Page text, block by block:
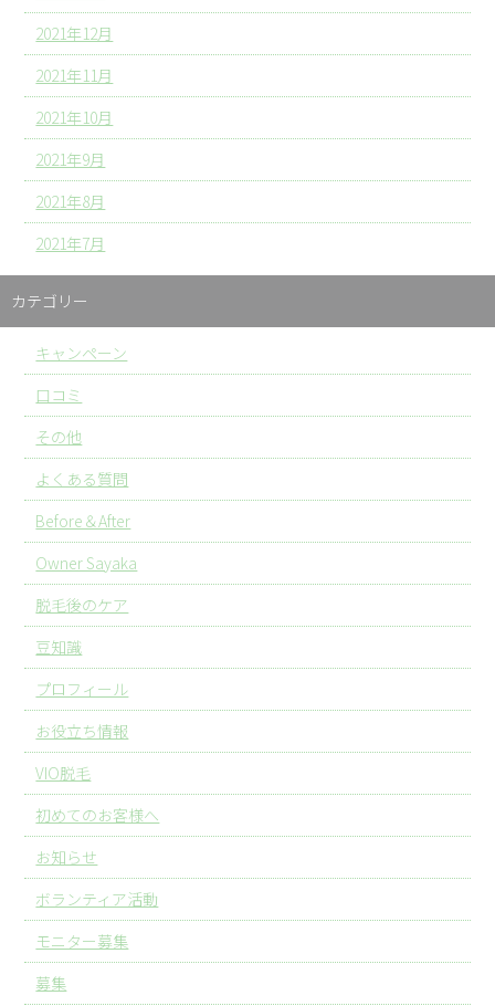
2021年12月
2021年11月
2021年10月
2021年9月
2021年8月
2021年7月
カテゴリー
キャンペーン
口コミ
その他
よくある質問
Before＆After
Owner Sayaka
脱毛後のケア
豆知識
プロフィール
お役立ち情報
VIO脱毛
初めてのお客様へ
お知らせ
ボランティア活動
モニター募集
募集